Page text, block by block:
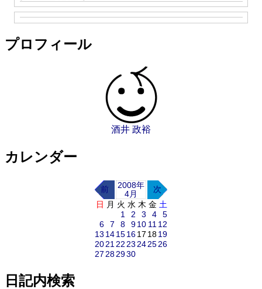
プロフィール
酒井 政裕
カレンダー
前
2008年
4月
次
日 月 火 水 木 金 土
1
2 3 4
5
6
7 8 910 11 12
13 14151617 1819
2021 22 23 242526
27 282930
日記内検索